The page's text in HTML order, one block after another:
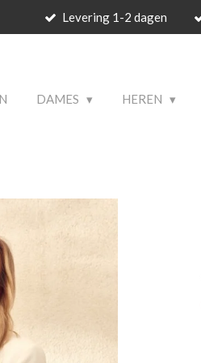
Levering 1-2 dagen
DAMES HEREN